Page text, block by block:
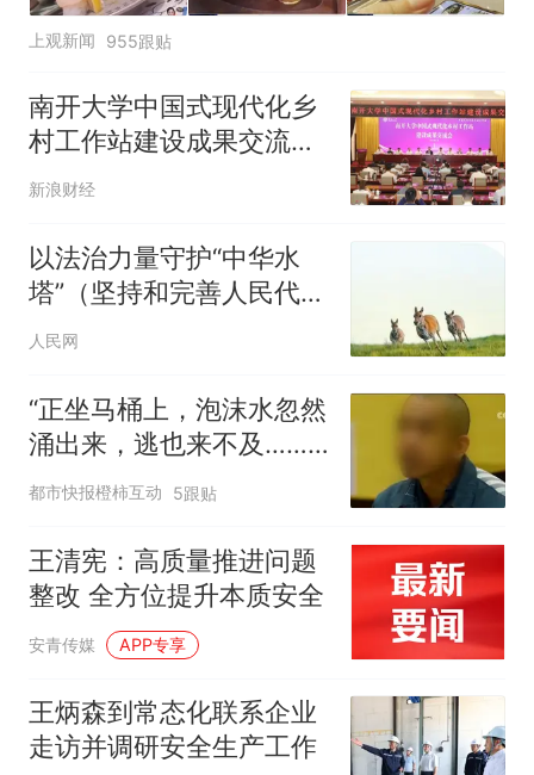
上观新闻 955跟贴
南开大学中国式现代化乡
村工作站建设成果交流会
在我市召开
新浪财经
以法治力量守护“中华水
塔”（坚持和完善人民代表
大会制度）
人民网
“正坐马桶上，泡沫水忽然
涌出来，逃也来不及……”
93岁老人被吓到！2个月
20次，上海多户居民家马
桶泡沫喷涌，原因不明
都市快报橙柿互动 5跟贴
王清宪：高质量推进问题
整改 全方位提升本质安全
安青传媒 APP专享
王炳森到常态化联系企业
走访并调研安全生产工作